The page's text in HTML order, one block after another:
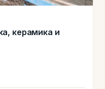
керамика и